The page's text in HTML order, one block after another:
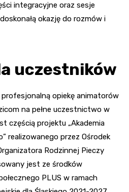
integracyjne oraz sesje
okazję do rozmów i
uczestników
opiekę animatorów
na pełne uczestnictwo w
częścią projektu „Akademia
realizowanego przez Ośrodek
Rodzinnej Pieczy
jest ze środków
PLUS w ramach